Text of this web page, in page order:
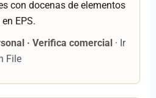
con docenas de elementos
EPS.
· Verifica comercial · Ir
File